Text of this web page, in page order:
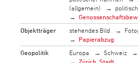
(allgemein)
Objektträger
stehendes Bild
Papierabzug
Geopolitik
Europa Schweiz